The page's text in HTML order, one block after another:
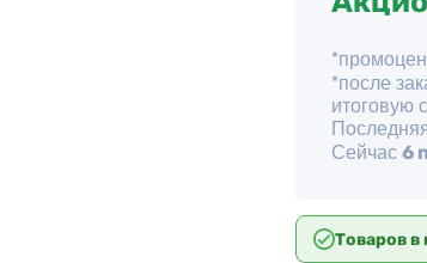
*после
итоговую
Сейчас 6
Товаров в